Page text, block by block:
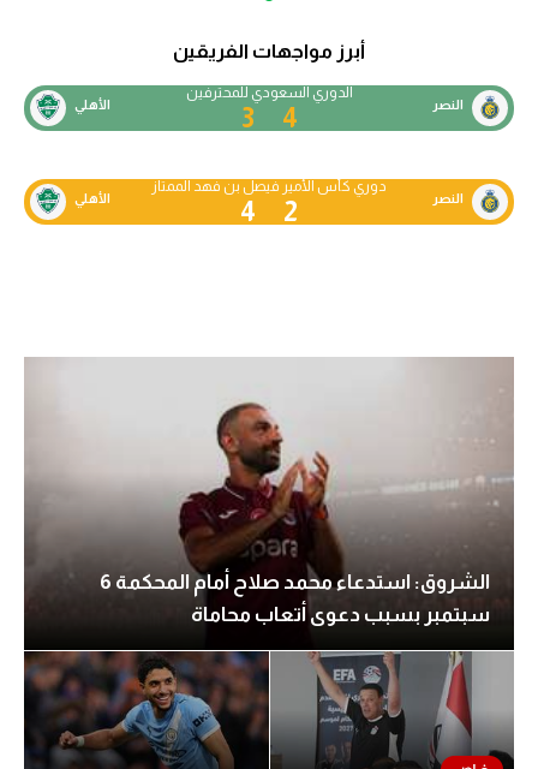
أبرز مواجهات الفريقين
النصر 4
الدوري السعودي للمحترفين
3 الأهلي
النصر 2
دوري كأس الأمير فيصل بن فهد الممتاز
4 الأهلي
الشروق: استدعاء محمد صلاح أمام المحكمة 6
سبتمبر بسبب دعوى أتعاب محاماة